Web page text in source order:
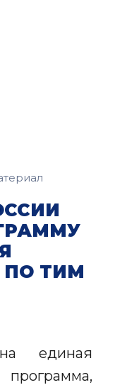
ПО ТИМ
единая